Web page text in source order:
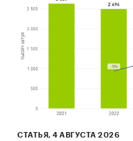
СТАТЬЯ, 4 АВГУСТА 2026